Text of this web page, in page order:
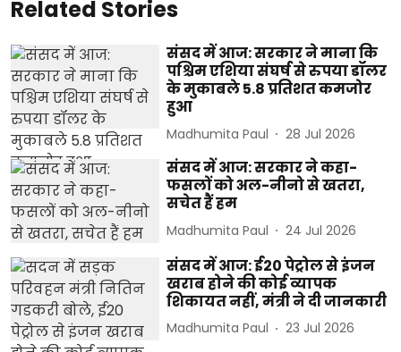
Related Stories
संसद में आज: सरकार ने माना कि
पश्चिम एशिया संघर्ष से रुपया डॉलर
के मुकाबले 5.8 प्रतिशत कमजोर
हुआ
Madhumita Paul 28 Jul 2026
संसद में आज: सरकार ने कहा-
फसलों को अल-नीनो से खतरा,
सचेत हैं हम
Madhumita Paul 24 Jul 2026
संसद में आज: ई20 पेट्रोल से इंजन
खराब होने की कोई व्यापक
शिकायत नहीं, मंत्री ने दी जानकारी
Madhumita Paul 23 Jul 2026